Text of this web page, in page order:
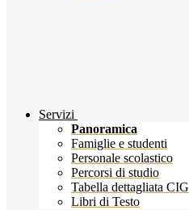
Servizi
Panoramica
Famiglie e studenti
Personale scolastico
Percorsi di studio
Tabella dettagliata CIG
Libri di Testo